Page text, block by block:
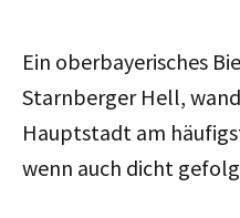
Ein oberbayerisches
Starnberger Hell,
Hauptstadt am
wenn auch dicht